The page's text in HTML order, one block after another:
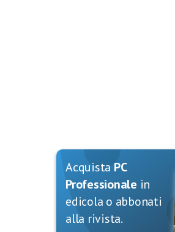
Acquista PC
Professionale in
edicola o abbonati
alla rivista.